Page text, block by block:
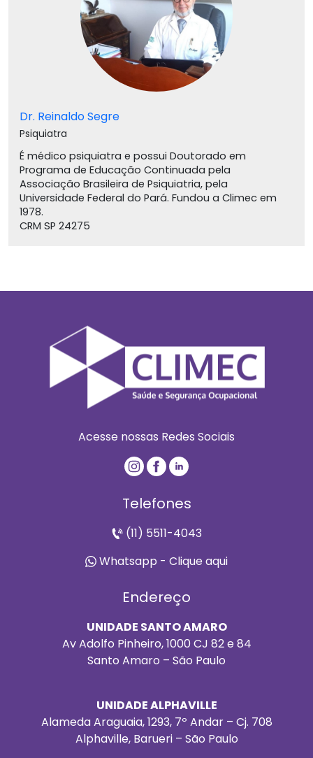
Dr. Reinaldo Segre
Psiquiatra
É médico psiquiatra e possui Doutorado em
Programa de Educação Continuada pela
Associação Brasileira de Psiquiatria, pela
Universidade Federal do Pará. Fundou a Climec em
1978.
CRM SP 24275
Acesse nossas Redes Sociais
Telefones
(11) 5511-4043
Whatsapp - Clique aqui
Endereço
UNIDADE SANTO AMARO
Av Adolfo Pinheiro, 1000 CJ 82 e 84
Santo Amaro – São Paulo
UNIDADE ALPHAVILLE
Alameda Araguaia, 1293, 7º Andar – Cj. 708
Alphaville, Barueri – São Paulo